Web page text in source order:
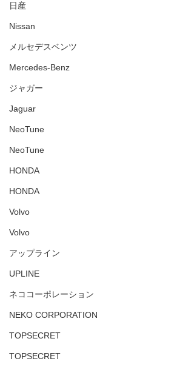
日産
Nissan
メルセデスベンツ
Mercedes-Benz
ジャガー
Jaguar
NeoTune
NeoTune
HONDA
HONDA
Volvo
Volvo
アップライン
UPLINE
ネココーポレーション
NEKO CORPORATION
TOPSECRET
TOPSECRET